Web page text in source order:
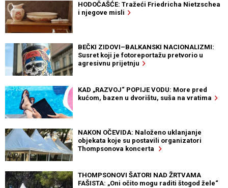
HODOČAŠĆE: Tražeći Friedricha Nietzschea
i njegove misli
BEČKI ZIDOVI–BALKANSKI NACIONALIZMI:
Susret koji je fotoreportažu pretvorio u
agresivnu prijetnju
KAD „RAZVOJ“ POPIJE VODU: More pred
kućom, bazen u dvorištu, suša na vratima
NAKON OČEVIDA: Naloženo uklanjanje
objekata koje su postavili organizatori
Thompsonova koncerta
THOMPSONOVI ŠATORI NAD ŽRTVAMA
FAŠISTA: „Oni očito mogu raditi štogod žele“